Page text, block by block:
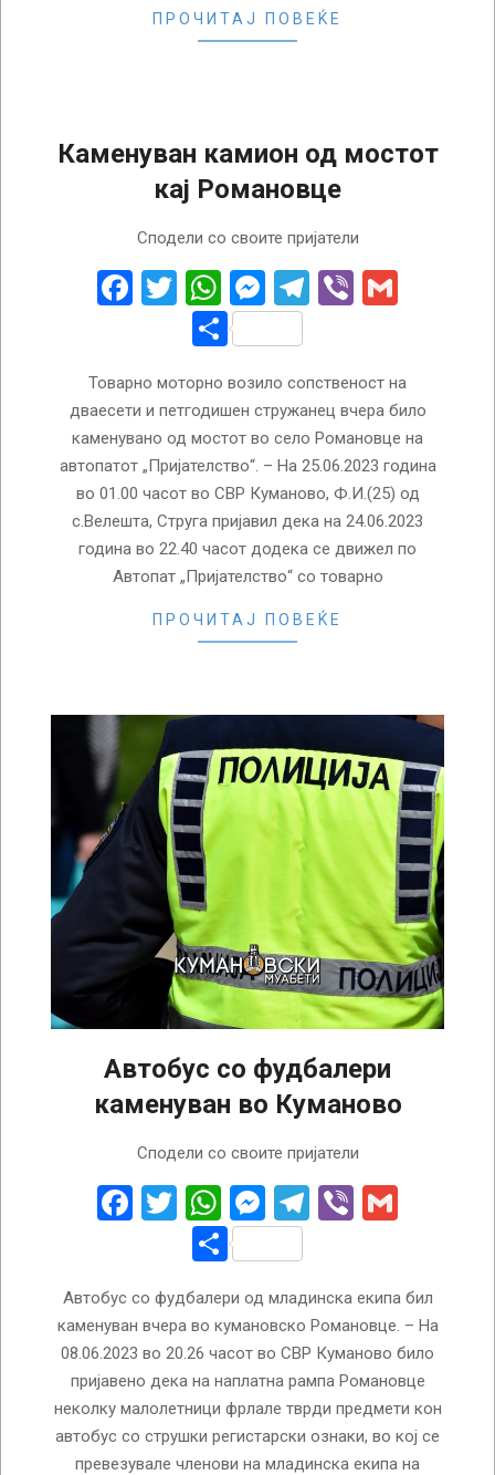
ПРОЧИТАЈ ПОВЕЌЕ
Каменуван камион од мостот
кај Романовце
Сподели со своите пријатели
Facebook
Twitter
WhatsApp
Messenger
Telegram
Viber
Share
Товарно моторно возило сопственост на
дваесети и петгодишен стружанец вчера било
каменувано од мостот во село Романовце на
автопатот „Пријателство“. – На 25.06.2023 година
во 01.00 часот во СВР Куманово, Ф.И.(25) од
с.Велешта, Струга пријавил дека на 24.06.2023
година во 22.40 часот додека се движел по
Автопат „Пријателство“ со товарно
ПРОЧИТАЈ ПОВЕЌЕ
Автобус со фудбалери
каменуван во Куманово
Сподели со своите пријатели
Facebook
Twitter
WhatsApp
Messenger
Telegram
Viber
Share
Автобус со фудбалери од младинска екипа бил
каменуван вчера во кумановско Романовце. – На
08.06.2023 во 20.26 часот во СВР Куманово било
пријавено дека на наплатна рампа Романовце
неколку малолетници фрлале тврди предмети кон
автобус со струшки регистарски ознаки, во кој се
превезувале членови на младинска екипа на